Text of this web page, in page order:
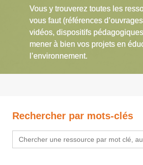
Vous y trouverez toutes les
vous faut (références
vidéos, dispositifs
mener à bien vos projets en
l’environnement.
Rechercher par mots-clés
Search
for: